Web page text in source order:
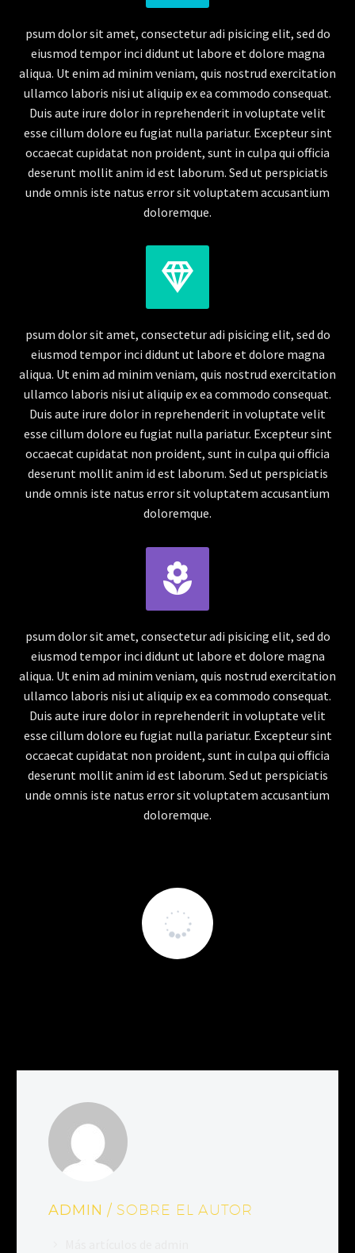
psum dolor sit amet, consectetur adi pisicing elit, sed do
eiusmod tempor inci didunt ut labore et dolore magna
aliqua. Ut enim ad minim veniam, quis nostrud exercitation
ullamco laboris nisi ut aliquip ex ea commodo consequat.
Duis aute irure dolor in reprehenderit in voluptate velit
esse cillum dolore eu fugiat nulla pariatur. Excepteur sint
occaecat cupidatat non proident, sunt in culpa qui officia
deserunt mollit anim id est laborum. Sed ut perspiciatis
unde omnis iste natus error sit voluptatem accusantium
doloremque.


psum dolor sit amet, consectetur adi pisicing elit, sed do
eiusmod tempor inci didunt ut labore et dolore magna
aliqua. Ut enim ad minim veniam, quis nostrud exercitation
ullamco laboris nisi ut aliquip ex ea commodo consequat.
Duis aute irure dolor in reprehenderit in voluptate velit
esse cillum dolore eu fugiat nulla pariatur. Excepteur sint
occaecat cupidatat non proident, sunt in culpa qui officia
deserunt mollit anim id est laborum. Sed ut perspiciatis
unde omnis iste natus error sit voluptatem accusantium
doloremque.


psum dolor sit amet, consectetur adi pisicing elit, sed do
eiusmod tempor inci didunt ut labore et dolore magna
aliqua. Ut enim ad minim veniam, quis nostrud exercitation
ullamco laboris nisi ut aliquip ex ea commodo consequat.
Duis aute irure dolor in reprehenderit in voluptate velit
esse cillum dolore eu fugiat nulla pariatur. Excepteur sint
occaecat cupidatat non proident, sunt in culpa qui officia
deserunt mollit anim id est laborum. Sed ut perspiciatis
unde omnis iste natus error sit voluptatem accusantium
doloremque.
ADMIN/ SOBRE EL AUTOR